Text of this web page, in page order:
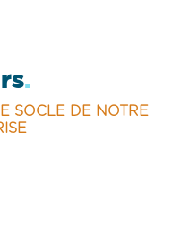
.
SOCLE DE NOTRE